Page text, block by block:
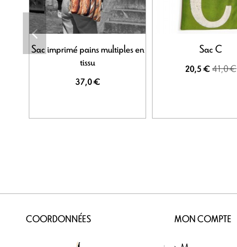
Sac imprimé pains multiples en
tissu
37,0 €
Sac C
20,5 € 41,0 €
COORDONNÉES MON COMPTE